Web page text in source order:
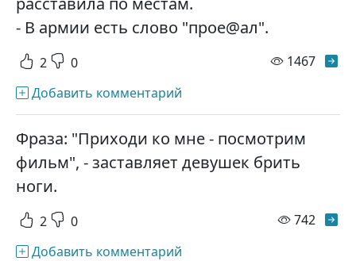
- В армии есть слово "прое@ал".
2 0 1467
Добавить комментарий
Фраза: "Приходи ко мне - посмотрим
фильм", - заставляет девушек брить
ноги.
2 0 742
Добавить комментарий